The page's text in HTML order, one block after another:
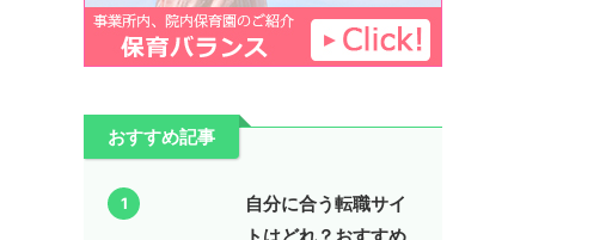
おすすめ記事
1
自分に合う転職サイ